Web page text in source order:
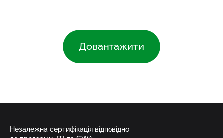
Довантажити
Незалежна сертифікація відповідно